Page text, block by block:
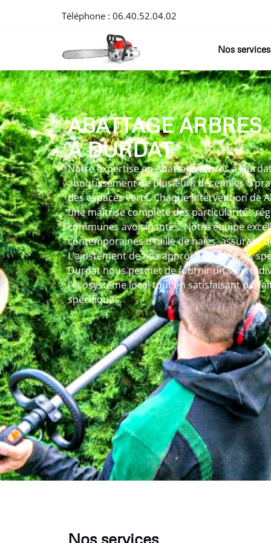
Téléphone : 06.40.52.04.02
Nos services
ABATTAGE ARBRES
À DURDAT
Notre expertise en Abattage arbres à
aboutissement de plusieurs décennies
des espaces verts. Chaque intervention de
une maîtrise complète des particularités
communes avoisinantes. Notre équipe
contemporaines d’taille de haies, assurant
L’ajustement de nos approches selon les
Durdat nous permet de fournir un suivi
l’écosystème local tout en satisfaisant
spécifiques.
Nos services